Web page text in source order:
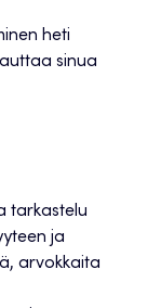
heti
sinua
tarkastelu
ja
arvokkaita